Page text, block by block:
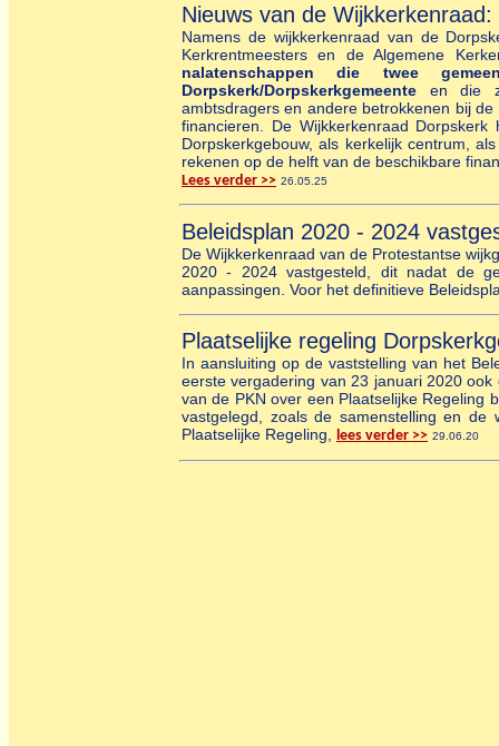
Nieuws van de
Namens de wijkkerkenraad van de
Kerkrentmeesters en de Algemene
nalatenschappen die twee
Dorpskerk/Dorpskerkgemeente en die
ambtsdragers en andere betrokkenen bij
financieren. De Wijkkerkenraad
Dorpskerkgebouw, als kerkelijk centrum,
rekenen op de helft van de beschikbare
Lees verder >> 26.05.25
Beleidsplan 2020 - 2024
De Wijkkerkenraad van de Protestantse
2020 - 2024 vastgesteld, dit nadat de
aanpassingen. Voor het definitieve
Plaatselijke regeling
In aansluiting op de vaststelling van het
eerste vergadering van 23 januari 2020
van de PKN over een Plaatselijke Regeling
vastgelegd, zoals de samenstelling en de
Plaatselijke Regeling, lees verder >> 29.06.20